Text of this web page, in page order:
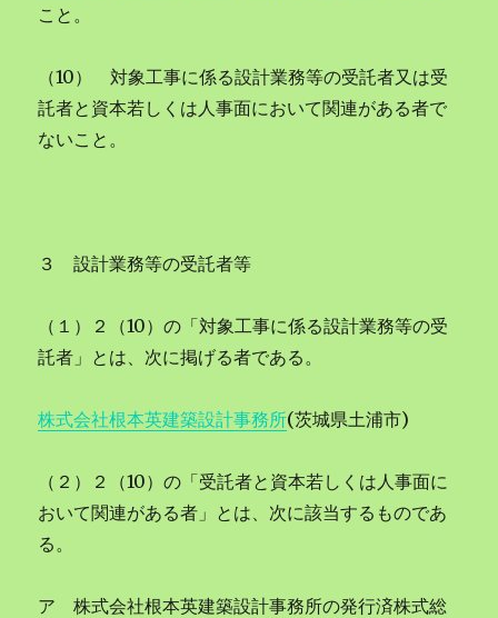
こと。
（10） 対象工事に係る設計業務等の受託者又は受
託者と資本若しくは人事面において関連がある者で
ないこと。
３ 設計業務等の受託者等
（１）２（10）の「対象工事に係る設計業務等の受
託者」とは、次に掲げる者である。
株式会社根本英建築設計事務所(茨城県土浦市)
（２）２（10）の「受託者と資本若しくは人事面に
おいて関連がある者」とは、次に該当するものであ
る。
ア 株式会社根本英建築設計事務所の発行済株式総